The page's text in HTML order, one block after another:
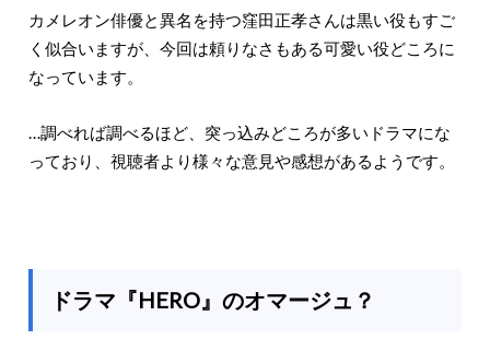
カメレオン俳優と異名を持つ窪田正孝さんは黒い役もすご
く似合いますが、今回は頼りなさもある可愛い役どころに
なっています。
…調べれば調べるほど、突っ込みどころが多いドラマにな
っており、視聴者より様々な意見や感想があるようです。
ドラマ『HERO』のオマージュ？